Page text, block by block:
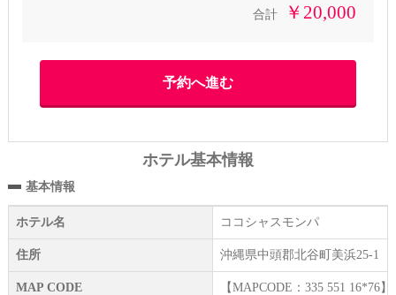
合計 ￥20,000
ホテル基本情報
基本情報
ホテル名 ココシャスモンパ
住所 沖縄県中頭郡北谷町美浜25-1
MAP CODE 【MAPCODE：335 551 16*76】